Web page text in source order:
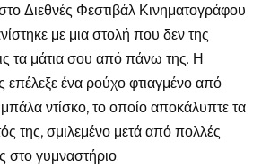
Διεθνές Φεστιβάλ Κινηματογράφου
με μια στολή που δεν της
τα μάτια σου από πάνω της. Η
ένα ρούχο φτιαγμένο από
μπάλα ντίσκο, το οποίο αποκάλυπτε τα
της, σμιλεμένο μετά από πολλές
γυμναστήριο.